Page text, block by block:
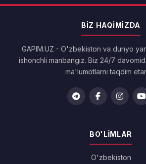
BIZ HAQIMIZDA
GAPIM.UZ - O'zbekiston va dunyo
ishonchli manbangiz. Biz 24/7
ma'lumotlarni taqdim
BO'LIMLAR
O'zbekiston